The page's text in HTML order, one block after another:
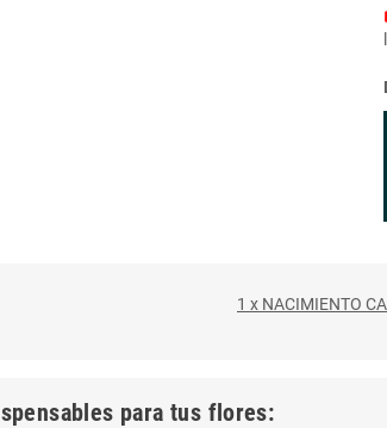
1 x NACIMIENTO
para tus flores: